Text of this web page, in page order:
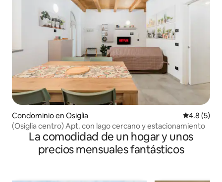
Condominio en Osiglia
4.8 (5)
(Osiglia centro) Apt. con lago cercano y estacionamiento
La comodidad de un hogar y unos
precios mensuales fantásticos